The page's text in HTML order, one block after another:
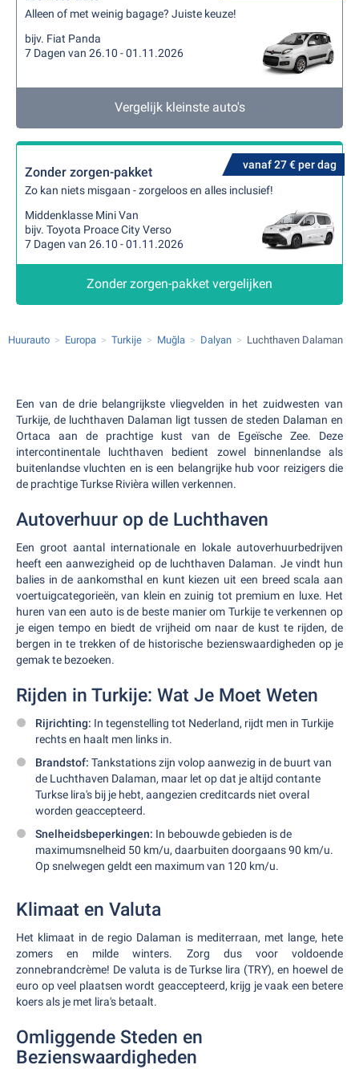
Alleen of met weinig bagage? Juiste keuze!
bijv. Fiat Panda
7 Dagen van 26.10 - 01.11.2026
Vergelijk kleinste auto's
vanaf 27 € per dag
Zonder zorgen-pakket
Zo kan niets misgaan - zorgeloos en alles inclusief!
Middenklasse Mini Van
bijv. Toyota Proace City Verso
7 Dagen van 26.10 - 01.11.2026
Zonder zorgen-pakket vergelijken
Huurauto Europa Turkije Muğla Dalyan Luchthaven Dalaman
Een van de drie belangrijkste vliegvelden in het zuidwesten van
Turkije, de luchthaven Dalaman ligt tussen de steden Dalaman en
Ortaca aan de prachtige kust van de Egeïsche Zee. Deze
intercontinentale luchthaven bedient zowel binnenlandse als
buitenlandse vluchten en is een belangrijke hub voor reizigers die
de prachtige Turkse Rivièra willen verkennen.
Autoverhuur op de Luchthaven
Een groot aantal internationale en lokale autoverhuurbedrijven
heeft een aanwezigheid op de luchthaven Dalaman. Je vindt hun
balies in de aankomsthal en kunt kiezen uit een breed scala aan
voertuigcategorieën, van klein en zuinig tot premium en luxe. Het
huren van een auto is de beste manier om Turkije te verkennen op
je eigen tempo en biedt de vrijheid om naar de kust te rijden, de
bergen in te trekken of de historische bezienswaardigheden op je
gemak te bezoeken.
Rijden in Turkije: Wat Je Moet Weten
Rijrichting: In tegenstelling tot Nederland, rijdt men in Turkije
rechts en haalt men links in.
Brandstof: Tankstations zijn volop aanwezig in de buurt van
de Luchthaven Dalaman, maar let op dat je altijd contante
Turkse lira's bij je hebt, aangezien creditcards niet overal
worden geaccepteerd.
Snelheidsbeperkingen: In bebouwde gebieden is de
maximumsnelheid 50 km/u, daarbuiten doorgaans 90 km/u.
Op snelwegen geldt een maximum van 120 km/u.
Klimaat en Valuta
Het klimaat in de regio Dalaman is mediterraan, met lange, hete
zomers en milde winters. Zorg dus voor voldoende
zonnebrandcrème! De valuta is de Turkse lira (TRY), en hoewel de
euro op veel plaatsen wordt geaccepteerd, krijg je vaak een betere
koers als je met lira's betaalt.
Omliggende Steden en
Bezienswaardigheden